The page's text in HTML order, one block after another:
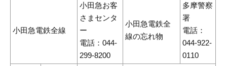
小田急電鉄全線
小田急お客
さまセンタ
ー
電話：044-
299-8200
小田急電鉄全
線の忘れ物
多摩警察
署
電話：
044-922-
0110